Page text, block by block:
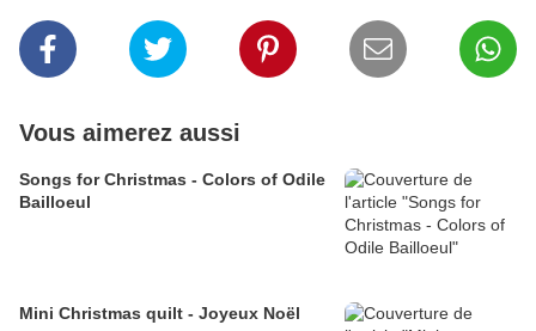
Vous aimerez aussi
Songs for Christmas - Colors of Odile
Bailloeul
Mini Christmas quilt - Joyeux Noël